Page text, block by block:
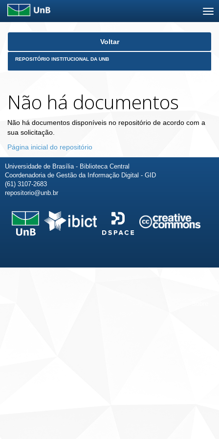
Skip
Voltar
REPOSITÓRIO INSTITUCIONAL DA UNB
Não há documentos
Não há documentos disponíveis no repositório de acordo com a
sua solicitação.
Página inicial do repositório
Universidade de Brasília - Biblioteca Central
Coordenadoria de Gestão da Informação Digital - GID
(61) 3107-2683
repositorio@unb.br